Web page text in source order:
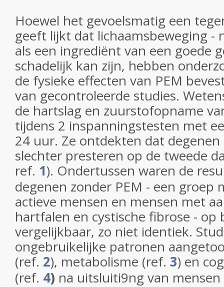
Hoewel het gevoelsmatig een
geeft lijkt dat lichaamsbeweging -
als een ingrediënt van een goede
schadelijk kan zijn, hebben
de fysieke effecten van PEM
van gecontroleerde studies.
de hartslag en zuurstofopname
tijdens 2 inspanningstesten met
24 uur. Ze ontdekten dat
slechter presteren op de tweede
ref. 1). Ondertussen waren de
degenen zonder PEM - een groep
actieve mensen en mensen met
hartfalen en cystische fibrose - op
vergelijkbaar, zo niet identiek.
ongebruikelijke patronen
(ref. 2), metabolisme (ref. 3) en
(ref. 4) na uitsluiti9ng van